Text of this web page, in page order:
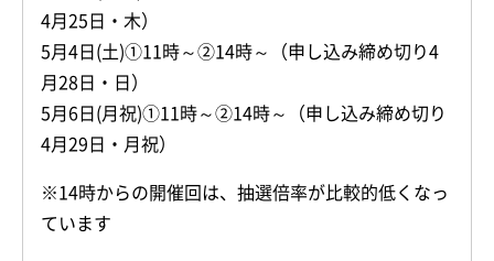
4月25日・木）
5月4日(土)①11時～②14時～（申し込み締め切り4
月28日・日）
5月6日(月祝)①11時～②14時～（申し込み締め切り
4月29日・月祝）
※14時からの開催回は、抽選倍率が比較的低くなっ
ています